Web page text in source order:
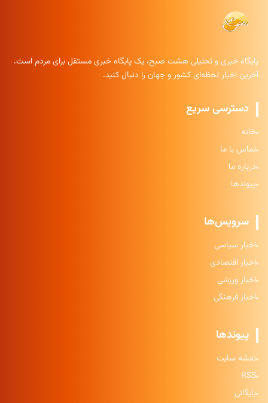
پایگاه خبری و تحلیلی هشت صبح، یک پایگاه خبری مستقل برای مردم است.
آخرین اخبار لحظه‌ای کشور و جهان را دنبال کنید.
دسترسی سریع
خانه
تماس با ما
درباره ما
پیوندها
سرویس‌ها
اخبار سیاسی
اخبار اقتصادی
اخبار ورزشی
اخبار فرهنگی
پیوندها
نقشه سایت
RSS
بایگانی